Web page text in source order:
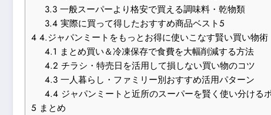
3.3一般スーパーより格安で買える調味料・乾物類
3.4実際に買って得したおすすめ商品ベスト5
4 4.ジャパンミートをもっとお得に使いこなす賢い買い物術
4.1 まとめ買い＆冷凍保存で食費を大幅削減する方法
4.2 チラシ・特売日を活用して損しない買い物のコツ
4.3一人暮らし・ファミリー別おすすめ活用パターン
4.4ジャパンミートと近所のスーパーを賢く使い分ける
5 まとめ